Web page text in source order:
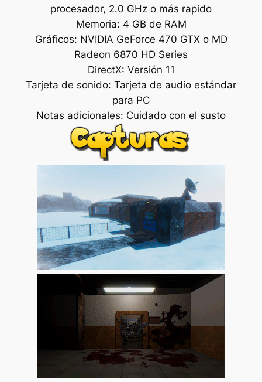
procesador, 2.0 GHz o más rapido
Memoria: 4 GB de RAM
Gráficos: NVIDIA GeForce 470 GTX o MD
Radeon 6870 HD Series
DirectX: Versión 11
Tarjeta de sonido: Tarjeta de audio estándar
para PC
Notas adicionales: Cuidado con el susto